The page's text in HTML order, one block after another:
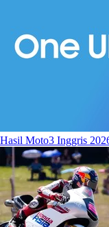
Hasil Moto3 Inggris